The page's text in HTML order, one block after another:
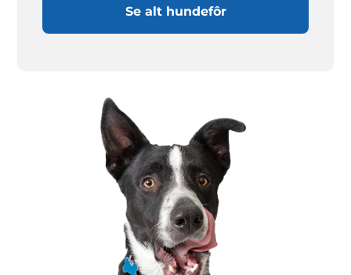
Se alt hundefôr